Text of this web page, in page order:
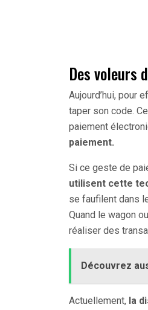
Des voleurs
Aujourd’hui, pour
taper son code.
paiement
paiement.
Si ce geste de
utilisent cette
se faufilent dans
Quand le wagon
réaliser des
Découvrez
Actuellement, la